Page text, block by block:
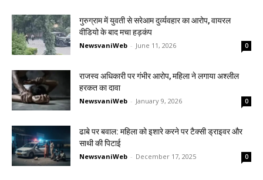
गुरुग्राम में युवती से सरेआम दुर्व्यवहार का आरोप, वायरल
वीडियो के बाद मचा हड़कंप
NewsvaniWeb - June 11, 2026 0
राजस्व अधिकारी पर गंभीर आरोप, महिला ने लगाया अश्लील
हरकत का दावा
NewsvaniWeb - January 9, 2026 0
ढाबे पर बवाल: महिला को इशारे करने पर टैक्सी ड्राइवर और
साथी की पिटाई
NewsvaniWeb - December 17, 2025 0